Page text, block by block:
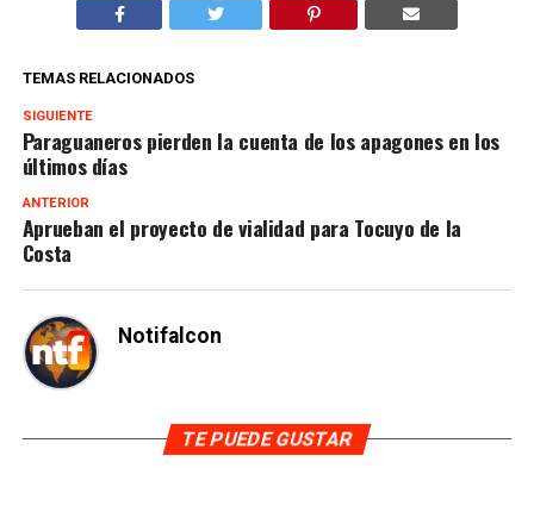
TEMAS RELACIONADOS
SIGUIENTE
Paraguaneros pierden la cuenta de los apagones en los
últimos días
ANTERIOR
Aprueban el proyecto de vialidad para Tocuyo de la
Costa
Notifalcon
TE PUEDE GUSTAR